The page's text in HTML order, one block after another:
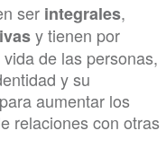
ser integrales,
y tienen por
de las personas,
y su
aumentar los
relaciones con otras